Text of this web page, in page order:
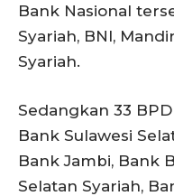
Bank Nasional
Syariah, BNI,
Syariah.
Sedangkan 33
Bank Sulawesi
Bank Jambi, Bank
Selatan Syariah,